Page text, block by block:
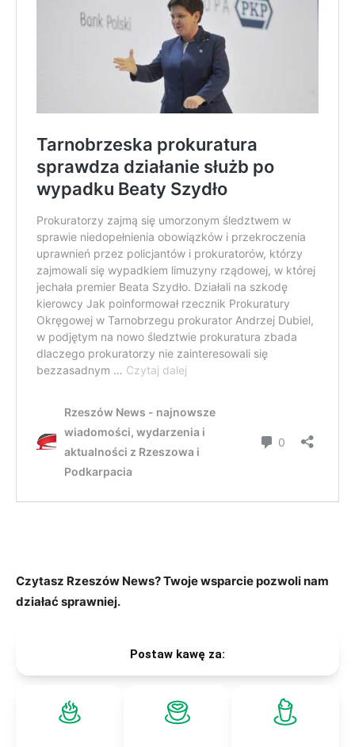
Czytasz Rzeszów News? Twoje wsparcie pozwoli nam
działać sprawniej.
Postaw kawę za: